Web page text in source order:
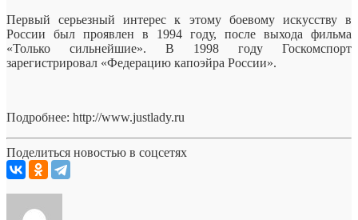
Первый серьезный интерес к этому боевому искусству в
России был проявлен в 1994 году, после выхода фильма
«Только сильнейшие». В 1998 году Госкомспорт
зарегистрировал «Федерацию капоэйра России».
Подробнее: http://www.justlady.ru
Поделиться новостью в соцсетях